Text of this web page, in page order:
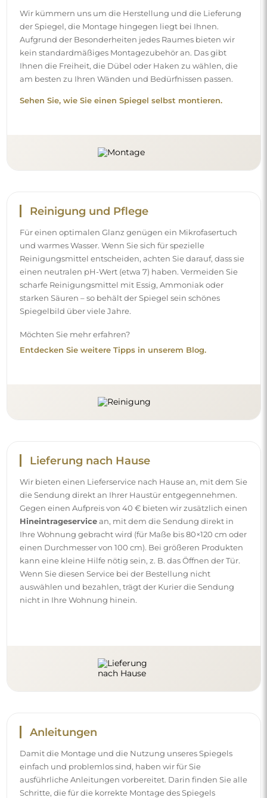
Wir kümmern uns um die Herstellung und die Lieferung
der Spiegel, die Montage hingegen liegt bei Ihnen.
Aufgrund der Besonderheiten jedes Raumes bieten wir
kein standardmäßiges Montagezubehör an. Das gibt
Ihnen die Freiheit, die Dübel oder Haken zu wählen, die
am besten zu Ihren Wänden und Bedürfnissen passen.
Sehen Sie, wie Sie einen Spiegel selbst montieren.
Reinigung und Pflege
Für einen optimalen Glanz genügen ein Mikrofasertuch
und warmes Wasser. Wenn Sie sich für spezielle
Reinigungsmittel entscheiden, achten Sie darauf, dass sie
einen neutralen pH-Wert (etwa 7) haben. Vermeiden Sie
scharfe Reinigungsmittel mit Essig, Ammoniak oder
starken Säuren – so behält der Spiegel sein schönes
Spiegelbild über viele Jahre.
Möchten Sie mehr erfahren?
Entdecken Sie weitere Tipps in unserem Blog.
Lieferung nach Hause
Wir bieten einen Lieferservice nach Hause an, mit dem Sie
die Sendung direkt an Ihrer Haustür entgegennehmen.
Gegen einen Aufpreis von 40 € bieten wir zusätzlich einen
Hineintrageservicean, mit dem die Sendung direkt in
Ihre Wohnung gebracht wird (für Maße bis 80×120 cm oder
einen Durchmesser von 100 cm). Bei größeren Produkten
kann eine kleine Hilfe nötig sein, z. B. das Öffnen der Tür.
Wenn Sie diesen Service bei der Bestellung nicht
auswählen und bezahlen, trägt der Kurier die Sendung
nicht in Ihre Wohnung hinein.
Anleitungen
Damit die Montage und die Nutzung unseres Spiegels
einfach und problemlos sind, haben wir für Sie
ausführliche Anleitungen vorbereitet. Darin finden Sie alle
Schritte, die für die korrekte Montage des Spiegels